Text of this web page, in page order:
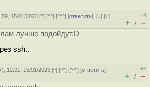
15/01/2023 [^] [^^] [^^^] [ответить][↓] [↑]
+4
+ / –
лучше подойдут.D
ssh..
), 12:01, 15/01/2023 [^] [^^] [^^^] [ответить]
+2
+ / –